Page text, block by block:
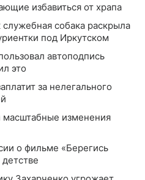
избавиться от храпа
собака раскрыла
под Иркутском
автоподпись
это
за нелегального
изменения
о фильме «Берегись